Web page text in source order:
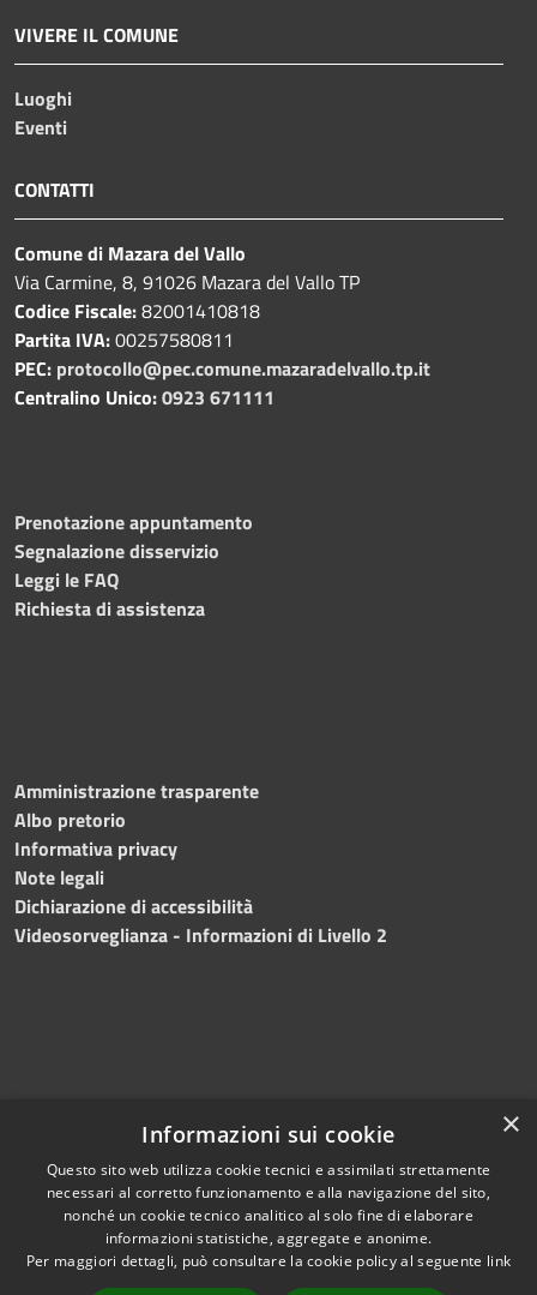
VIVERE IL COMUNE
Luoghi
Eventi
CONTATTI
Comune di Mazara del Vallo
Via Carmine, 8, 91026 Mazara del Vallo TP
Codice Fiscale:82001410818
Partita IVA:00257580811
PEC: protocollo@pec.comune.mazaradelvallo.tp.it
Centralino Unico:0923 671111
Prenotazione appuntamento
Segnalazione disservizio
Leggi le FAQ
Richiesta di assistenza
Amministrazione trasparente
Albo pretorio
Informativa privacy
Note legali
Dichiarazione di accessibilità
Videosorveglianza - Informazioni di Livello 2
Accessibilità
Privacy
Copyright © 2024 •
Comune di Mazara del
Vallo• Powered
×
Informazioni sui cookie
Questo sito web utilizza cookie tecnici e assimilati strettamente
necessari al corretto funzionamento e alla navigazione del sito,
nonché un cookie tecnico analitico al solo fine di elaborare
informazioni statistiche, aggregate e anonime.
Per maggiori dettagli, può consultare la cookie policy al seguente link